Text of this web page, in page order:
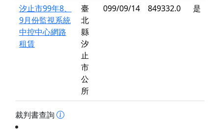
汐止市99年8、
9月份監視系統
中控中心網路
租賃
臺
北
縣
汐
止
市
公
所
099/09/14 849332.0 是
裁判書查詢